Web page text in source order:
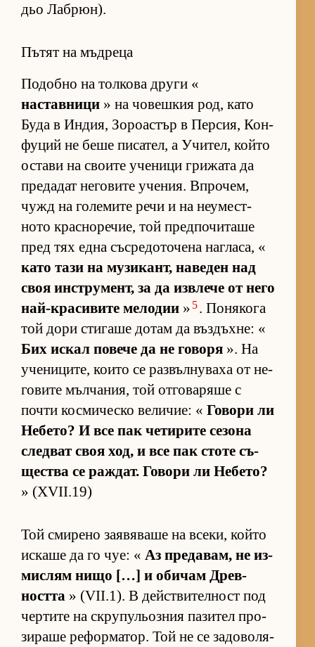
дьо Лаб­рюн).
Пътят на мъдреца
По­добно на тол­кова други «
наставници » на чо­веш­кия род, като
Буда в Ин­дия, Зо­ро­ас­тър в Пер­сия, Кон­
фу­ций не беше пи­са­тел, а Учи­тел, който
ос­тави на сво­ите уче­ници гри­жата да
пре­да­дат не­го­вите уче­ния. Впро­чем,
чужд на го­ле­мите речи и на не­у­мес­т­
ното крас­но­ре­чие, той пред­по­чи­таше
пред тях една със­ре­до­то­чена наг­ла­са, «
като тази на му­зи­кант, на­ве­ден над
своя ин­с­т­ру­мент, за да из­в­лече от него
най-кра­си­вите ме­ло­дии » 5. По­ня­кога
той дори сти­гаше до­там да въз­дъх­не: «
Бих ис­кал по­вече да не го­воря ». На
уче­ни­ци­те, ко­ито се раз­въл­ну­ваха от не­
го­вите мъл­ча­ния, той от­го­ва­ряше с
почти кос­ми­ческо ве­ли­чие: « Го­вори ли
Не­бе­то? И все пак че­ти­рите се­зона
след­ват своя ход, и все пак стоте съ­
щес­тва се раж­дат. Го­вори ли Не­бе­то?
» (XVII.19)
Той сми­рено за­я­вя­ваше на все­ки, който
ис­каше да го чуе: « Аз пре­да­вам, не из­
мис­лям нищо […] и оби­чам Древ­
ността » (VII.1). В дейс­т­ви­тел­ност под
чер­тите на скру­пу­льоз­ния па­зи­тел про­
зи­раше ре­фор­ма­тор. Той не се за­до­во­ля­